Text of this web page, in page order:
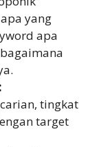
yang
apa
tingkat
target